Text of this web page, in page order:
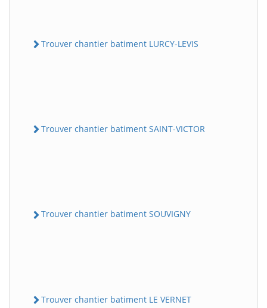
Trouver chantier batiment LURCY-LEVIS
Trouver chantier batiment SAINT-VICTOR
Trouver chantier batiment SOUVIGNY
Trouver chantier batiment LE VERNET